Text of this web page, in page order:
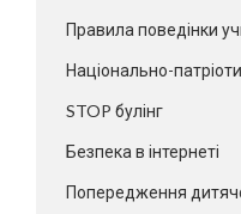
Правила поведінки
Національно-
STOP булінг
Безпека в інтернеті
Попередження